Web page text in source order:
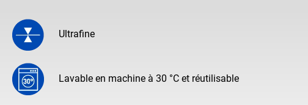
Ultrafine
Lavable en machine à 30 °C et réutilisable